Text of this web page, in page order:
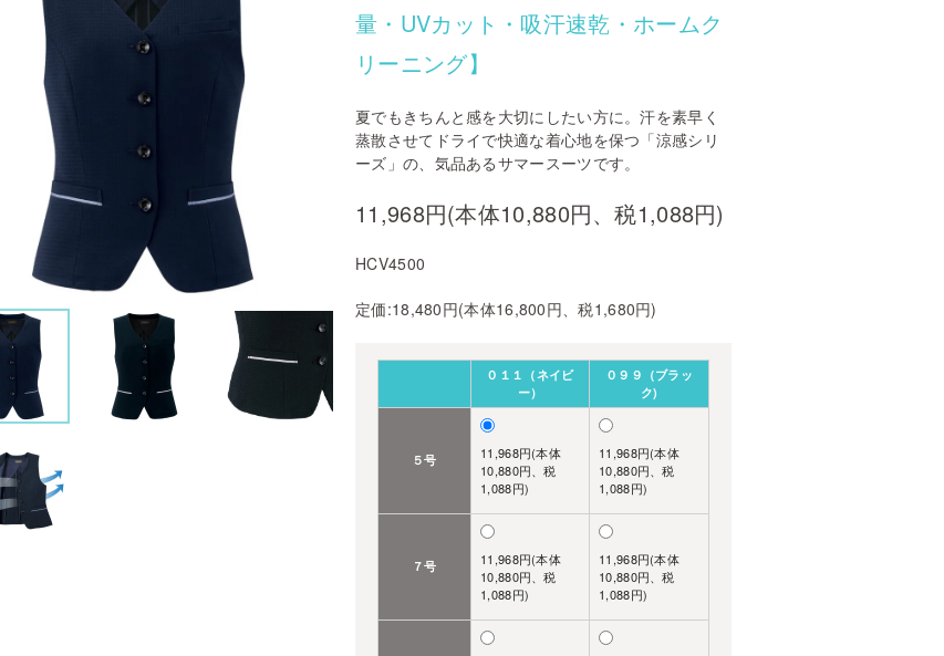
量・UVカット・吸汗速乾・ホームク
リーニング】
夏でもきちんと感を大切にしたい方に。汗を素早く
蒸散させてドライで快適な着心地を保つ「涼感シリ
ーズ」の、気品あるサマースーツです。
11,968円(本体10,880円、税1,088円)
HCV4500
定価:18,480円(本体16,800円、税1,680円)
０１１（ネイビ
ー）
０９９（ブラッ
ク)
５号
11,968円(本体
10,880円、税
1,088円)
11,968円(本体
10,880円、税
1,088円)
７号
11,968円(本体
10,880円、税
1,088円)
11,968円(本体
10,880円、税
1,088円)